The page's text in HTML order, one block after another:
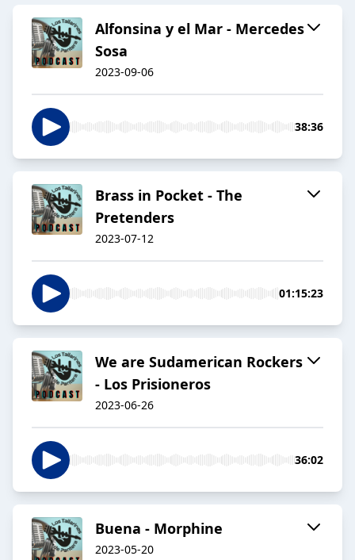
Alfonsina y el Mar - Mercedes
Sosa
2023-09-06
38:36
Brass in Pocket - The
Pretenders
2023-07-12
01:15:23
We are Sudamerican Rockers
- Los Prisioneros
2023-06-26
36:02
Buena - Morphine
2023-05-20